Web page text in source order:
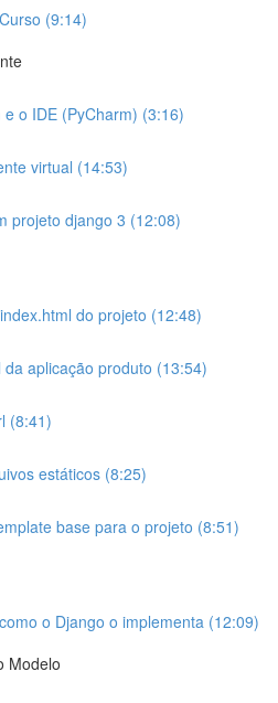
(9:14)
o IDE (PyCharm) (3:16)
virtual (14:53)
projeto django 3 (12:08)
do projeto (12:48)
aplicação produto (13:54)
(8:41)
estáticos (8:25)
base para o projeto (8:51)
o Django o implementa (12:09)
Modelo